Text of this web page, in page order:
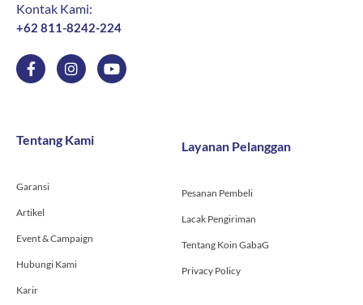
Kontak Kami:
+62 811-8242-224
F
a
o
o
f
I
n
g
r
Y
o
Tentang Kami
Garansi
Artikel
Event & Campaign
Hubungi Kami
Karir
Layanan Pelanggan
Pesanan Pembeli
Lacak Pengiriman
Tentang Koin GabaG
Privacy Policy